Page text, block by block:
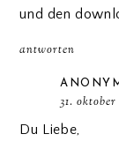
und den
antworten
31.
Du Liebe,